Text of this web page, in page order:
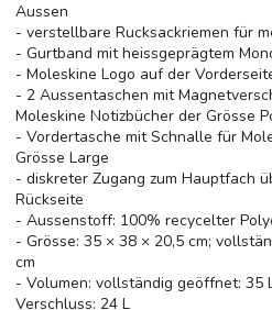
Aussen
- verstellbare Rucksackriemen für
- Gurtband mit heissgeprägtem
- Moleskine Logo auf der
- 2 Aussentaschen mit
Moleskine Notizbücher der Grösse
- Vordertasche mit Schnalle für
Grösse Large
- diskreter Zugang zum Hauptfach
Rückseite
- Aussenstoff: 100% recycelter
- Grösse: 35 × 38 × 20,5 cm;
cm
- Volumen: vollständig geöffnet: 35
Verschluss: 24 L